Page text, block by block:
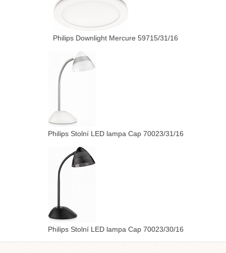
Philips Downlight Mercure 59715/31/16
Philips Stolní LED lampa Cap 70023/31/16
Philips Stolní LED lampa Cap 70023/30/16